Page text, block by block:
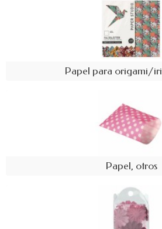
Papel para origami/
Papel, otros